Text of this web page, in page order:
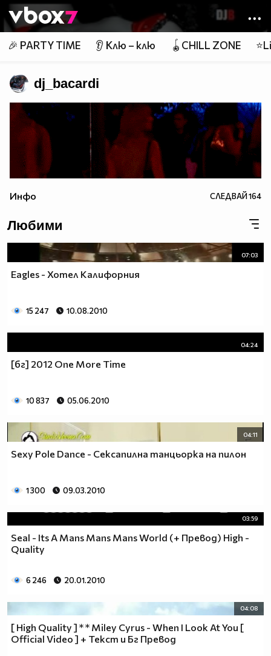
Member of
👾
🎉 PARTY TIME 👂 Клю – клю 🪀CHILL ZONE
dj_bacardi
Инфо СЛЕДВАЙ164
Любими
07:03
Eagles - Хотел Калифорния
15 247 10.08.2010
04:24
[бг] 2012 One More Time
10 837 05.06.2010
04:11
Sexy Pole Dance - Сексапилна танцьорка на пилон
1 300 09.03.2010
03:59
Seal - Its A Mans Mans Mans World (+ Превод) High -
Quality
6 246 20.01.2010
04:08
[ High Quality ] * * Miley Cyrus - When I Look At You [
Official Video ] + Текст и Бг Превод